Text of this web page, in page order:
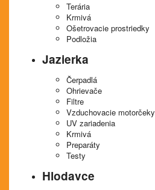
Terária
Krmivá
Ošetrovacie prostriedky
Podložia
Jazierka
Čerpadlá
Ohrievače
Filtre
Vzduchovacie motorčeky
UV zariadenia
Krmivá
Preparáty
Testy
Hlodavce